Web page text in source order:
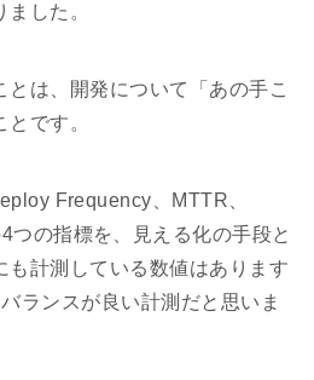
した。
は、開発について「あの手こ
です。
Frequency、MTTR、
の指標を、見える化の手段と
も計測している数値はあります
ランスが良い計測だと思いま